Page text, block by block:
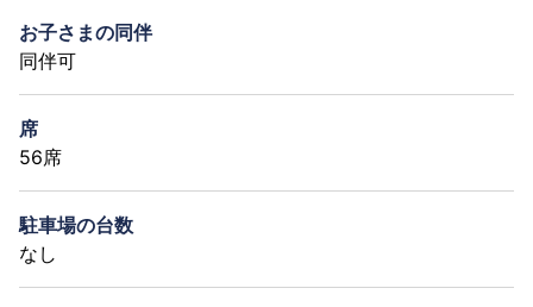
お子さまの同伴
同伴可
席
56席
駐車場の台数
なし